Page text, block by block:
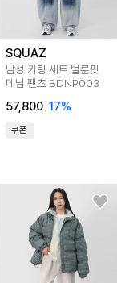
SQUAZ
남성 키링 세트 벌룬핏
데님 팬츠 BDNP003
57,800 17%
쿠폰